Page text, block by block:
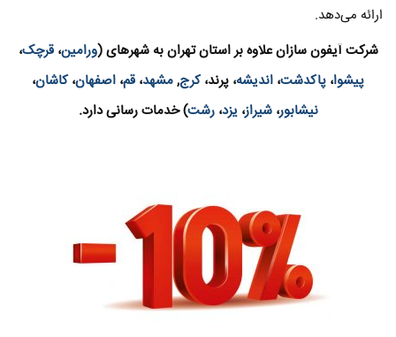
ارائه می‌دهد.
شرکت آیفون سازان علاوه بر استان تهران به شهرهای (ورامین،قرچک،
پیشوا، پاکدشت، اندیشه، پرند،کرج,مشهد، قم، اصفهان،کاشان،
نیشابور،شیراز،یزد،رشت) خدمات رسانی دارد.